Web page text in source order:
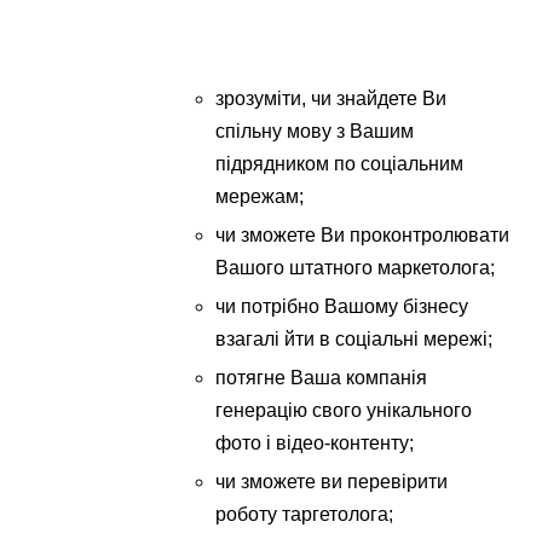
зрозуміти, чи знайдете Ви
спільну мову з Вашим
підрядником по соціальним
мережам;
чи зможете Ви проконтролювати
Вашого штатного маркетолога;
чи потрібно Вашому бізнесу
взагалі йти в соціальні мережі;
потягне Ваша компанія
генерацію свого унікального
фото і відео-контенту;
чи зможете ви перевірити
роботу таргетолога;